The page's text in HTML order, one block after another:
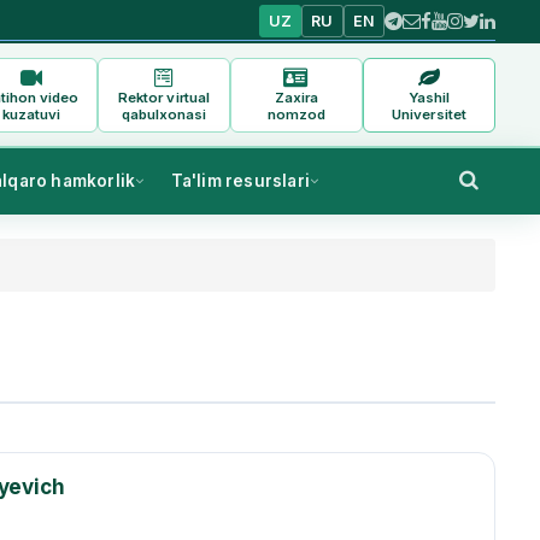
UZ RU EN
video
kuzatuvi
Rektor virtual
qabulxonasi
Zaxira
nomzod
Yashil
Universitet
hamkorlik Ta'lim resurslari